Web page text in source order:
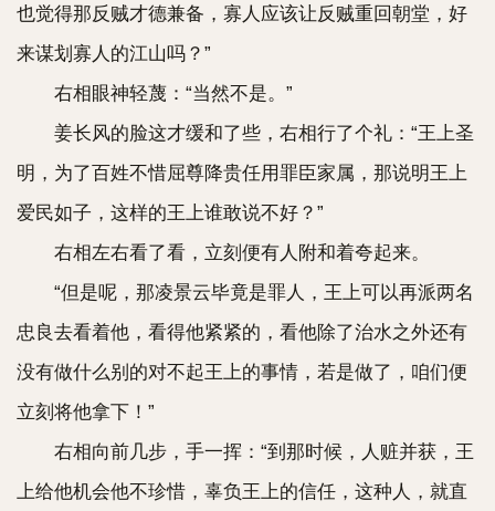
也觉得那反贼才德兼备，寡人应该让反贼重回朝堂，好
来谋划寡人的江山吗？”
右相眼神轻蔑：“当然不是。”
姜长风的脸这才缓和了些，右相行了个礼：“王上圣
明，为了百姓不惜屈尊降贵任用罪臣家属，那说明王上
爱民如子，这样的王上谁敢说不好？”
右相左右看了看，立刻便有人附和着夸起来。
“但是呢，那凌景云毕竟是罪人，王上可以再派两名
忠良去看着他，看得他紧紧的，看他除了治水之外还有
没有做什么别的对不起王上的事情，若是做了，咱们便
立刻将他拿下！”
右相向前几步，手一挥：“到那时候，人赃并获，王
上给他机会他不珍惜，辜负王上的信任，这种人，就直